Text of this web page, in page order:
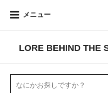
メニュー
LORE BEHIND THE